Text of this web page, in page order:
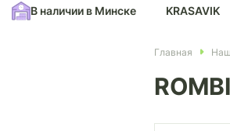
В наличии в Минске KRASAVIK
Главная